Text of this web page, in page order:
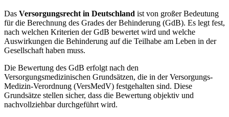
Das Versorgungsrecht in Deutschland ist von großer Bedeutung
für die Berechnung des Grades der Behinderung (GdB). Es legt fest,
nach welchen Kriterien der GdB bewertet wird und welche
Auswirkungen die Behinderung auf die Teilhabe am Leben in der
Gesellschaft haben muss.
Die Bewertung des GdB erfolgt nach den
Versorgungsmedizinischen Grundsätzen, die in der Versorgungs-
Medizin-Verordnung (VersMedV) festgehalten sind. Diese
Grundsätze stellen sicher, dass die Bewertung objektiv und
nachvollziehbar durchgeführt wird.